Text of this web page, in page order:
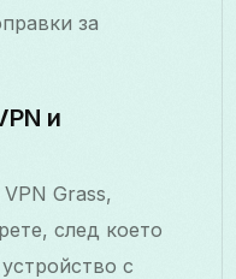
за
и
Grass,
след което
с